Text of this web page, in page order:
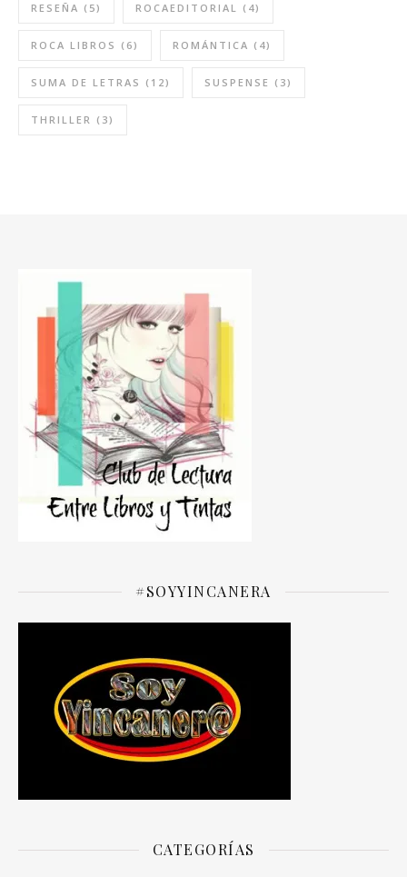
RESEÑA (5) ROCAEDITORIAL (4)
ROCA LIBROS (6) ROMÁNTICA (4)
SUMA DE LETRAS (12) SUSPENSE (3)
THRILLER (3)
#SOYYINCANERA
CATEGORÍAS